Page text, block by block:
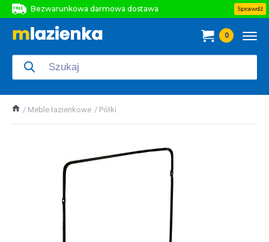
Bezwarunkowa darmowa dostawa
Bezwarunkowa darmowa dostawa
Sprawdź
0
Meble łazienkowe Półki